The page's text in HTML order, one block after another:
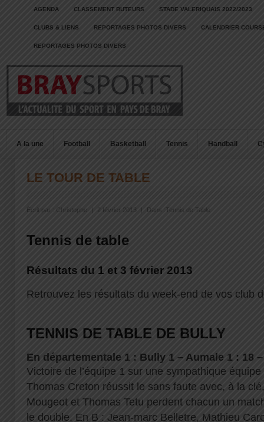
AGENDA CLASSEMENT BUTEURS STADE VALERIQUAIS 2022/2023
CLUBS & LIENS REPORTAGES PHOTOS DIVERS CALENDRIER
REPORTAGES PHOTOS DIVERS
A la une Football Basketball Tennis Handball
LE TOUR DE TABLE
Écrit par : Christophe 2 février 2013 Dans :Tennis de Table
Tennis de table
Résultats du 1 et 3 février 2013
Retrouvez les résultats du week-end de vos club
TENNIS DE TABLE DE BULLY
En départementale 1 : Bully 1 – Aumale 1 : 18
Victoire de l’équipe 1 sur une sympathique
Thomas Creton réussit le sans faute avec, à la
Mougeot et Thomas Tetu perdent chacun un
le double. En B : Jean-marc Belletre, Mathieu